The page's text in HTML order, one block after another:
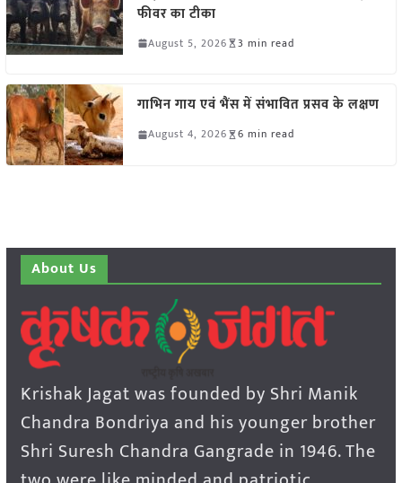
फीवर का टीका
August 5, 2026 3 min read
गाभिन गाय एवं भैंस में संभावित प्रसव के लक्षण
August 4, 2026 6 min read
About Us
Krishak Jagat was founded by Shri Manik
Chandra Bondriya and his younger brother
Shri Suresh Chandra Gangrade in 1946. The